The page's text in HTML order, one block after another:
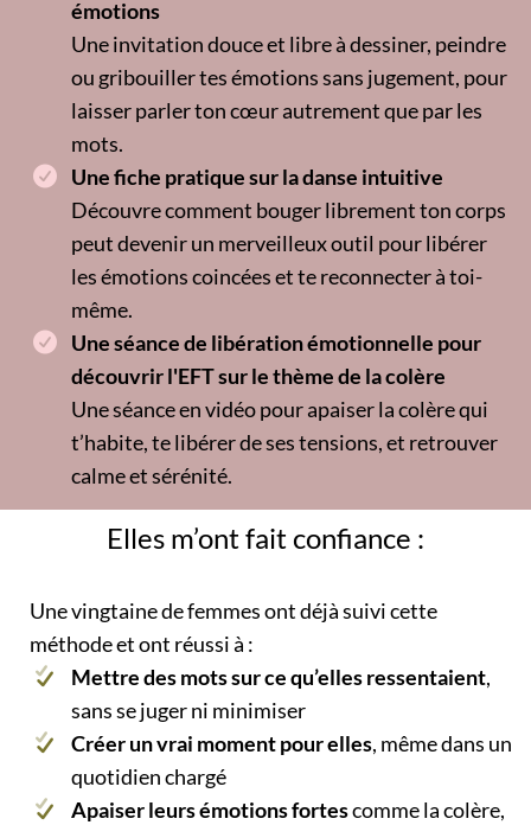
émotions
Une invitation douce et libre à dessiner, peindre
ou gribouiller tes émotions sans jugement, pour
laisser parler ton cœur autrement que par les
mots.
Une fiche pratique sur la danse intuitive
Découvre comment bouger librement ton corps
peut devenir un merveilleux outil pour libérer
les émotions coincées et te reconnecter à toi-
même.
Une séance de libération émotionnelle pour
découvrir l'EFT sur le thème de la colère
Une séance en vidéo pour apaiser la colère qui
t’habite, te libérer de ses tensions, et retrouver
calme et sérénité.
Elles m’ont fait confiance :
Une vingtaine de femmes ont déjà suivi cette
méthode et ont réussi à :
Mettre des mots sur ce qu’elles ressentaient,
sans se juger ni minimiser
Créer un vrai moment pour elles, même dans un
quotidien chargé
Apaiser leurs émotions fortescomme la colère,